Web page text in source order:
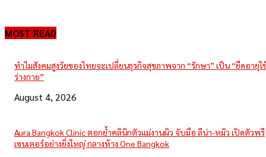
MOST READ
ทำไมสังคมสูงวัยของไทยจะเปลี่ยนธุรกิจสุขภาพจาก “รักษา” เป็น “ยืดอายุใ
ร่างกาย”
August 4, 2026
Aura Bangkok Clinic ตอกย้ำคลินิกตัวแม่งานผิว จับมือ ลีน่า-หมิว เปิดตัวพรี
เซนเตอร์อย่างยิ่งใหญ่ กลางห้าง One Bangkok